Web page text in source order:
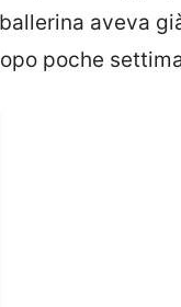
aveva
poche